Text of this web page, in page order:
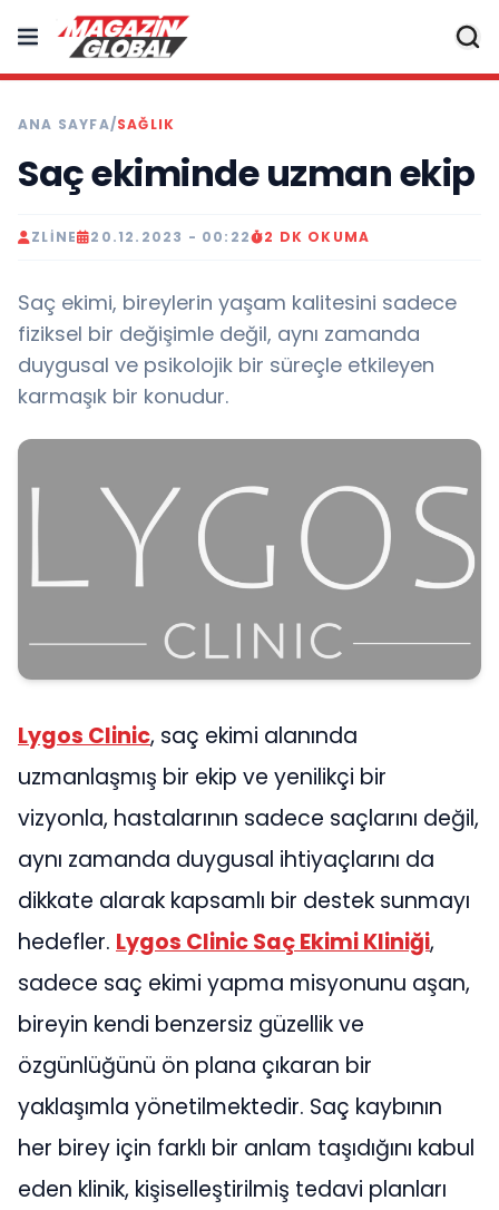
ANA SAYFA/SAĞLIK
Saç ekiminde uzman ekip
ZLINE 20.12.2023 - 00:22 2 DK OKUMA
Saç ekimi, bireylerin yaşam kalitesini sadece
fiziksel bir değişimle değil, aynı zamanda
duygusal ve psikolojik bir süreçle etkileyen
karmaşık bir konudur.
Lygos Clinic, saç ekimi alanında
uzmanlaşmış bir ekip ve yenilikçi bir
vizyonla, hastalarının sadece saçlarını değil,
aynı zamanda duygusal ihtiyaçlarını da
dikkate alarak kapsamlı bir destek sunmayı
hedefler. Lygos Clinic Saç Ekimi Kliniği,
sadece saç ekimi yapma misyonunu aşan,
bireyin kendi benzersiz güzellik ve
özgünlüğünü ön plana çıkaran bir
yaklaşımla yönetilmektedir. Saç kaybının
her birey için farklı bir anlam taşıdığını kabul
eden klinik, kişiselleştirilmiş tedavi planları